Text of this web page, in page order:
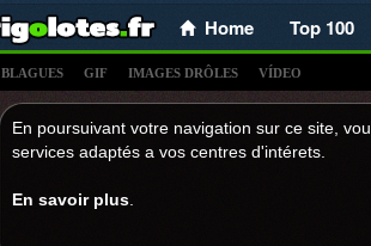
Home Top 100
BLAGUES GIF IMAGES DRÔLES VÍDEO
En poursuivant votre navigation sur ce site,
services adaptés a vos centres d'intérets.
En savoir plus